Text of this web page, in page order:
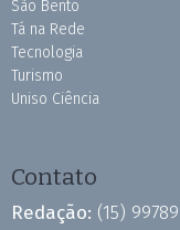
São Bento
Tá na Rede
Tecnologia
Turismo
Uniso Ciência
Contato
Redação: (15)